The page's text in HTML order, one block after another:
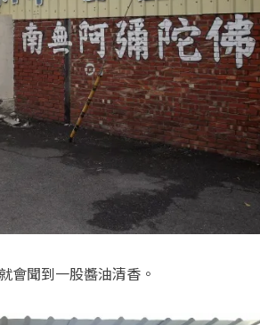
會聞到一股醬油清香。